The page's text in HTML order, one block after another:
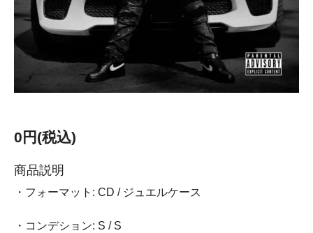
0円(税込)
商品説明
・フォーマット: CD / ジュエルケース
・コンデション: S / S